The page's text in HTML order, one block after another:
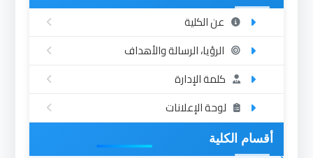
عن الكلية
الرؤيا، الرسالة والأهداف
كلمة الإدارة
لوحة الإعلانات
أقسام الكلية